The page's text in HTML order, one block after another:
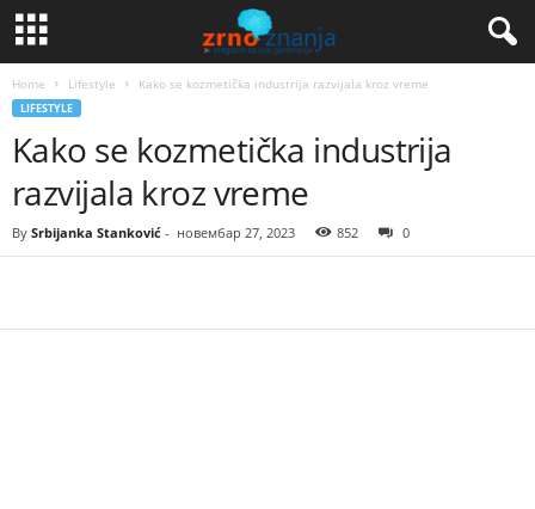
Home Lifestyle Kako se kozmetička industrija razvijala kroz vreme
LIFESTYLE
Kako se kozmetička industrija
razvijala kroz vreme
By Srbijanka Stanković - новембар 27, 2023 852 0